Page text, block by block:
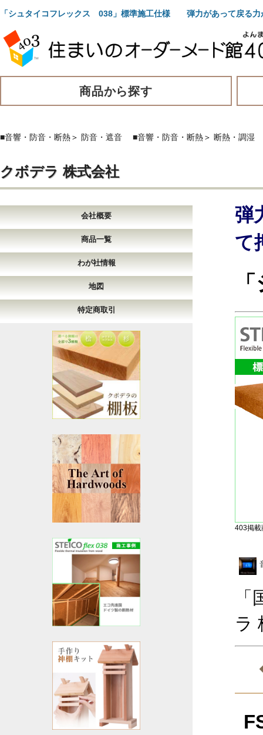
「シュタイコフレックス 038」標準施工仕様 弾力があって戻る力
商品から探す
■音響・防音・断熱＞ 防音・遮音 ■音響・防音・断熱＞ 断熱・調湿
クボデラ 株式会社
会社概要
商品一覧
わが社情報
地図
特定商取引
弾
て
403掲載
ラ